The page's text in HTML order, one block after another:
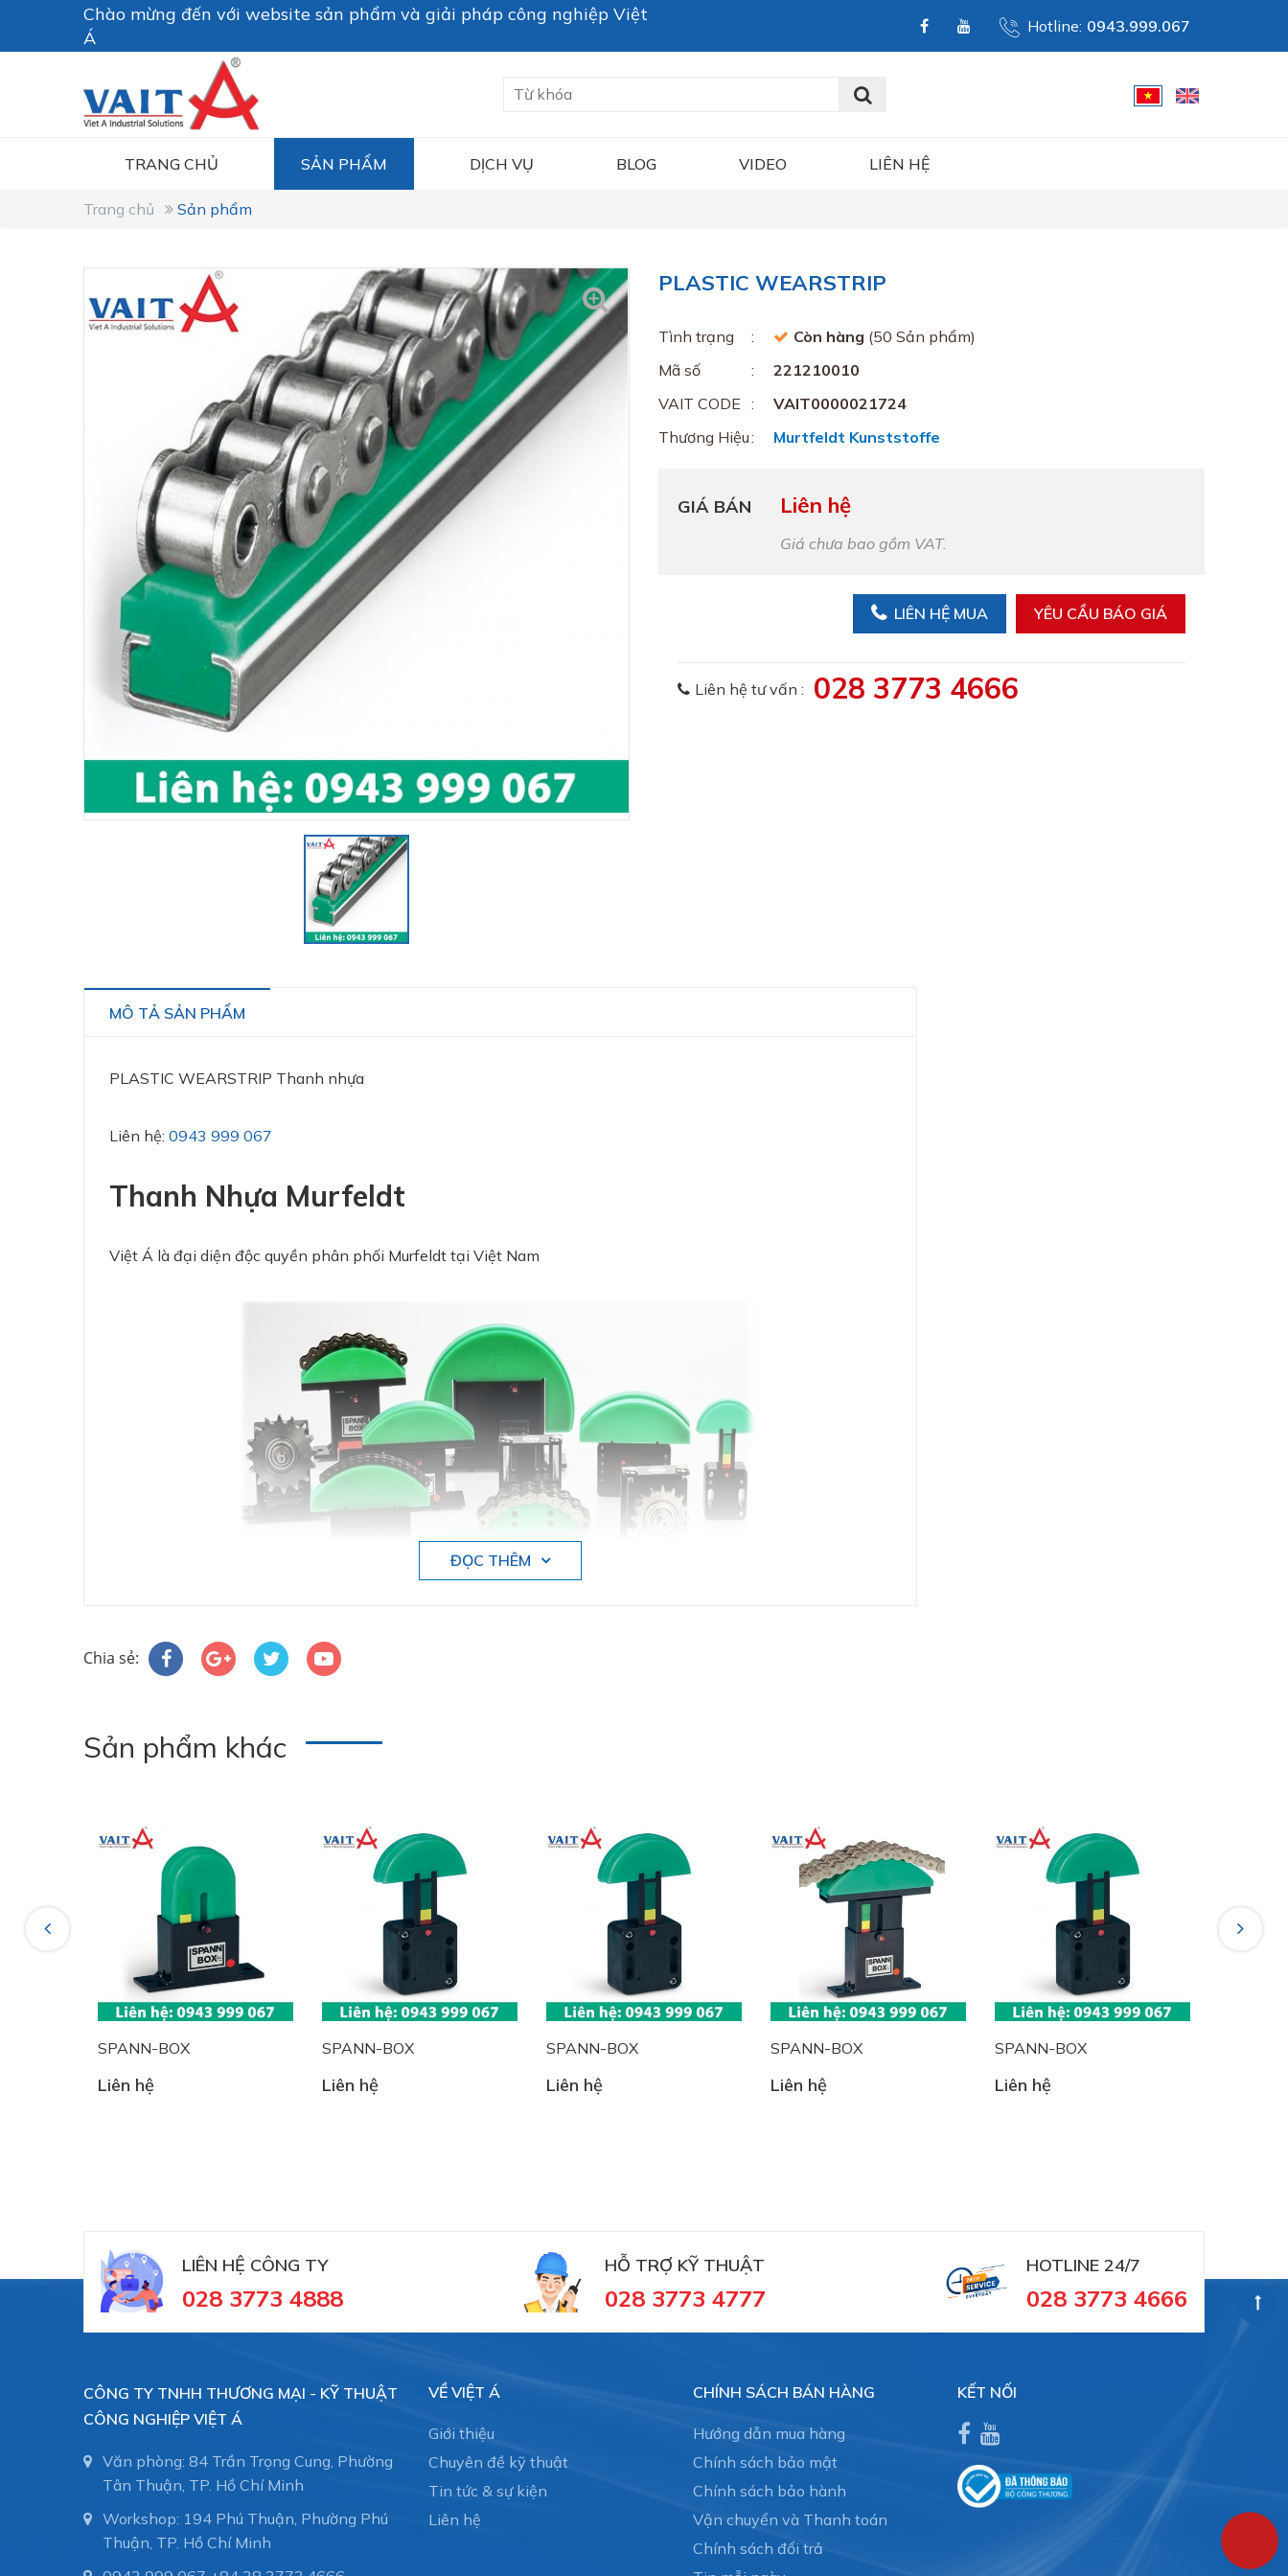
Chào mừng đến với website sản phẩm và giải pháp công nghiệp Việt
Á
Hotline: 0943.999.067
TRANG CHỦ SẢN PHẨM DỊCH VỤ BLOG VIDEO LIÊN HỆ
Trang chủ Sản phẩm
PLASTIC WEARSTRIP
Tình trạng Còn hàng (50 Sản phẩm)
Mã số
221210010
VAIT CODE
VAIT0000021724
Thương Hiệu
Murtfeldt Kunststoffe
GIÁ BÁN Liên hệ
Giá chưa bao gồm VAT.
LIÊN HỆ MUA YÊU CẦU BÁO GIÁ
Liên hệ tư vấn : 028 3773 4666
MÔ TẢ SẢN PHẨM
PLASTIC WEARSTRIP Thanh nhựa
Liên hệ: 0943 999 067
Thanh Nhựa Murfeldt
Việt Á là đại diện độc quyền phân phối Murfeldt tại Việt Nam
ĐỌC THÊM
Chia sẻ:
Sản phẩm khác
Previous
SPANN-BOX SPANN-BOX SPANN-BOX SPANN-BOX SPANN-BOX
Next
LIÊN HỆ CÔNG TY
028 3773 4888
HỖ TRỢ KỸ THUẬT
028 3773 4777
HOTLINE 24/7
028 3773 4666
CÔNG TY TNHH THƯƠNG MẠI - KỸ THUẬT
CÔNG NGHIỆP VIỆT Á
Văn phòng: 84 Trần Trọng Cung, Phường
Tân Thuận, TP. Hồ Chí Minh
Workshop: 194 Phú Thuận, Phường Phú
Thuận, TP. Hồ Chí Minh
VỀ VIỆT Á
Giới thiệu
Chuyên đề kỹ thuật
Tin tức & sự kiện
Liên hệ
CHÍNH SÁCH BÁN HÀNG
Hướng dẫn mua hàng
Chính sách bảo mật
Chính sách bảo hành
Vận chuyển và Thanh toán
Chính sách đổi trả
KẾT NỐI